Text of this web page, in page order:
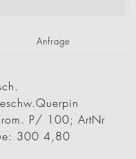
Anfrage
P/ 100; ArtNr
300 4,80